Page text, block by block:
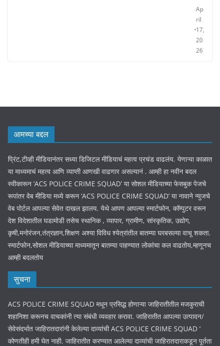
Ap
ril
17,
20
26
आमच्या बद्दल
प्रिंट,टीव्ही मीडियानंतर सध्या डिजिटल मीडियाचं महत्व प्रचंड वाढलंय. येणाऱ्या काळात
या माध्यमाचं महत्व आणि व्याप्ती आणखी वाढणार असल्यानं . आम्ही हा नवीन बदल
स्वीकारून ‘ACS POLICE CRIME SQUAD’ या सोशल मीडियाच्या फेसबुक पेजचे
रूपांतर वेब मीडिया मध्ये करून ‘ACS POLICE CRIME SQUAD’ या नावाने न्युजचे
वेब पोर्टल आपल्या सेवेत दाखल झालय. येथे आपण आपल्या स्मार्टफोन, कॉम्पुटर वरून
देश विदेशातील घडामोडी तसेच स्थानिक , व्यापार, ग्रामीण, सांस्कृतिक, उद्योग,
कृषी,मनोरंजन,तंत्रज्ञान,शिक्षण अश्या विविध श्येत्रांतील बातम्या घरबसल्या वाचू शकता.
स्मार्टफोन,सोशल मीडियाच्या माध्यमातून बातम्या पाहण्यात लोकांचा कल वाढतोय,म्हणूनच
आम्ही बदलतोय
सुचना
ACS POLICE CRIME SQUAD मधून प्रसिद्ध होणाऱ्या जाहिरातीतील मजकुराची
शहानिशा करूनच वाचकांनी त्या संबंधी व्यवहार करावा. जाहिरातीत आपल्या उत्पादन/
सेवेसंदर्भात जाहिरातदारांनी केलेल्या दाव्यांची ACS POLICE CRIME SQUAD ‘
कोणतीही हमी घेत नाही. जाहिरातीत करण्यात आलेल्या दाव्यांची जाहिरातदाराकडून पूर्तता